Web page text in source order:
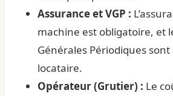
Assurance et VGP :
machine est obligatoire, et
Générales Périodiques
locataire.
Opérateur (Grutier) : Le